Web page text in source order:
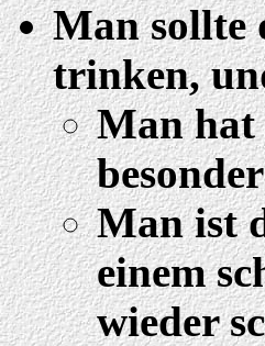
Man sollte
trinken,
Man hat
Man ist
einem
wieder